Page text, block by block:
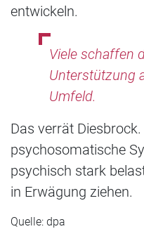
entwickeln.
Viele schaffen
Unterstützung
Umfeld.
Das verrät
psychosomatische
psychisch stark
in Erwägung ziehen.
Quelle: dpa